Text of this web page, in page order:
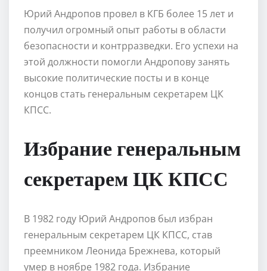
Юрий Андропов провел в КГБ более 15 лет и
получил огромный опыт работы в области
безопасности и контрразведки. Его успехи на
этой должности помогли Андропову занять
высокие политические посты и в конце
концов стать генеральным секретарем ЦК
КПСС.
Избрание генеральным
секретарем ЦК КПСС
В 1982 году Юрий Андропов был избран
генеральным секретарем ЦК КПСС, став
преемником Леонида Брежнева, который
умер в ноябре 1982 года. Избрание